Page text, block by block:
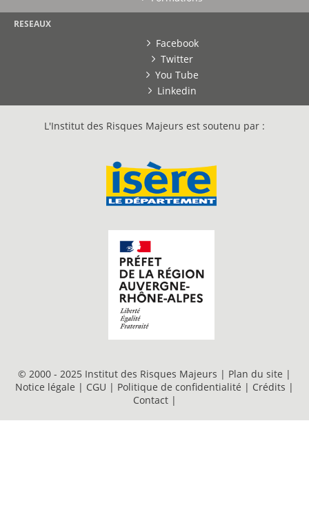
RESEAUX
Facebook
Twitter
You Tube
Linkedin
L'Institut des Risques Majeurs est soutenu par :
© 2000 - 2025 Institut des Risques Majeurs | Plan du site |
Notice légale | CGU | Politique de confidentialité | Crédits |
Contact |